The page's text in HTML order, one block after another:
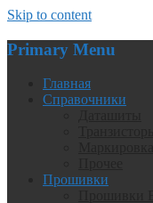
Skip to content
Primary Menu
Главная
Справочники
Прошивки